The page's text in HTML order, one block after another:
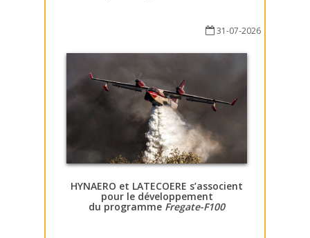
31-07-2026
HYNAERO et LATECOERE s’associent
pour le développement
du programme Fregate-F100